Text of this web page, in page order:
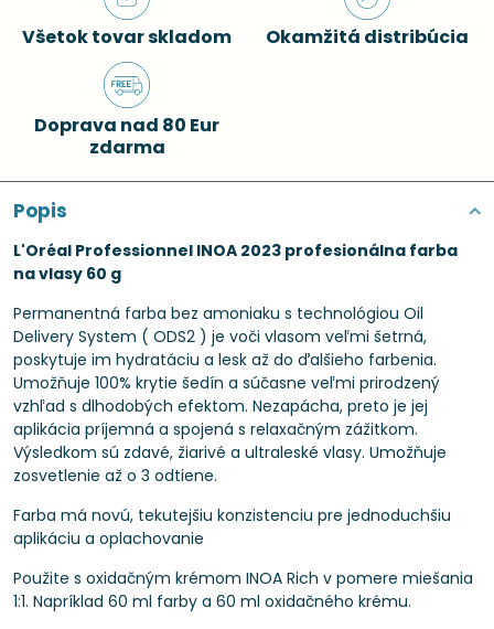
Všetok tovar skladom Okamžitá distribúcia
Doprava nad 80 Eur
zdarma
Popis
L'Oréal Professionnel INOA 2023 profesionálna farba
na vlasy 60 g
Permanentná farba bez amoniaku s technológiou Oil
Delivery System ( ODS2 ) je voči vlasom veľmi šetrná,
poskytuje im hydratáciu a lesk až do ďalšieho farbenia.
Umožňuje 100% krytie šedín a súčasne veľmi prirodzený
vzhľad s dlhodobých efektom. Nezapácha, preto je jej
aplikácia príjemná a spojená s relaxačným zážitkom.
Výsledkom sú zdavé, žiarivé a ultraleské vlasy. Umožňuje
zosvetlenie až o 3 odtiene.
Farba má novú, tekutejšiu konzistenciu pre jednoduchšiu
aplikáciu a oplachovanie
Použite s oxidačným krémom INOA Rich v pomere miešania
1:1. Napríklad 60 ml farby a 60 ml oxidačného krému.